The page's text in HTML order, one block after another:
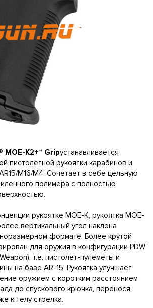
MOE-K2+™ Gripустанавливается
пистолетной рукоятки карабинов и
M16/M4. Сочетает в себе цельную
полимера с полностью
рукоятке MOE-K, рукоятка MOE-
вертикальный угол наклона
формате. Более крутой
для оружия в конфигурации PDW
т.е. пистолет-пулеметы и
на базе AR-15. Рукоятка улучшает
оружием с коротким расстоянием
до спускового крючка, перенося
к телу стрелка.